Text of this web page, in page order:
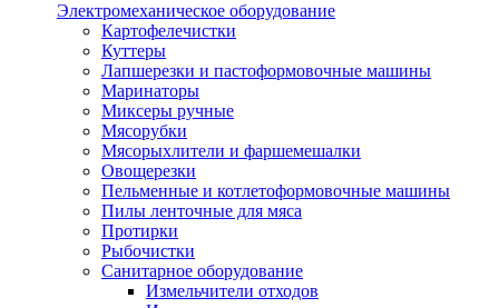
Электромеханическое оборудование
Картофелечистки
Куттеры
Лапшерезки и пастоформовочные машины
Маринаторы
Миксеры ручные
Мясорубки
Мясорыхлители и фаршемешалки
Овощерезки
Пельменные и котлетоформовочные машины
Пилы ленточные для мяса
Протирки
Рыбочистки
Санитарное оборудование
Измельчители отходов